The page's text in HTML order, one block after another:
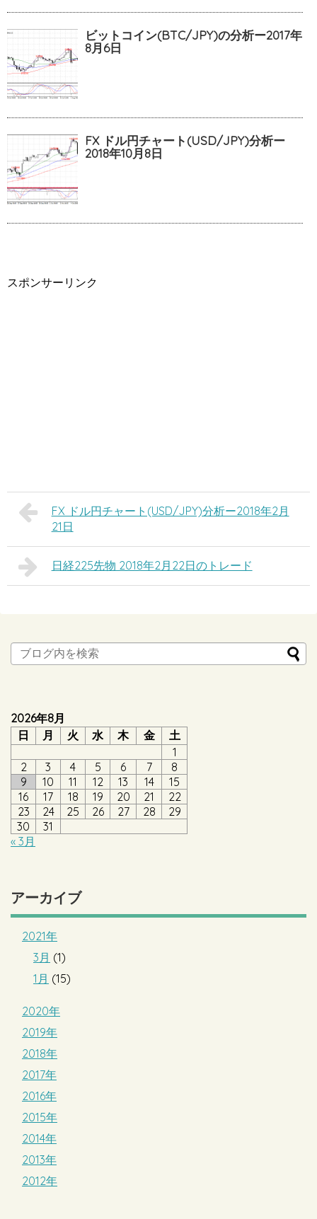
ビットコイン(BTC/JPY)の分析ー2017年
8月6日
FX ドル円チャート(USD/JPY)分析ー
2018年10月8日
スポンサーリンク
FX ドル円チャート(USD/JPY)分析ー2018年2月
21日
日経225先物 2018年2月22日のトレード
2026年8月
日
月 火 水 木 金
土
1
2
3 4 5 6 7
8
9
10 11 12 13 14
15
16
17 18 19 20 21
22
23
24 25 26 27 28
29
30
31
« 3月
アーカイブ
2021年
3月 (1)
1月 (15)
2020年
2019年
2018年
2017年
2016年
2015年
2014年
2013年
2012年